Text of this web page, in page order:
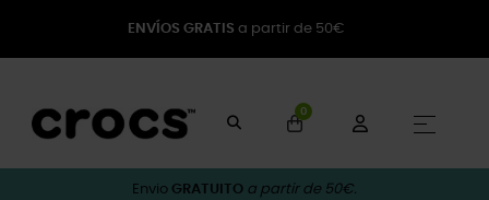
ENVÍOS GRATIS a partir de 50€
0
☰
Envio GRATUITO a partir de 50€.